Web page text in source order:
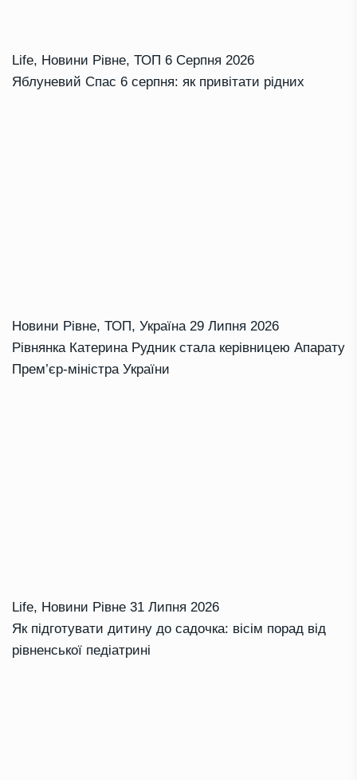
Life, Новини Рівне, ТОП 6 Серпня 2026
Яблуневий Спас 6 серпня: як привітати рідних
Новини Рівне, ТОП, Україна 29 Липня 2026
Рівнянка Катерина Рудник стала керівницею Апарату
Прем’єр-міністра України
Life, Новини Рівне 31 Липня 2026
Як підготувати дитину до садочка: вісім порад від
рівненської педіатрині